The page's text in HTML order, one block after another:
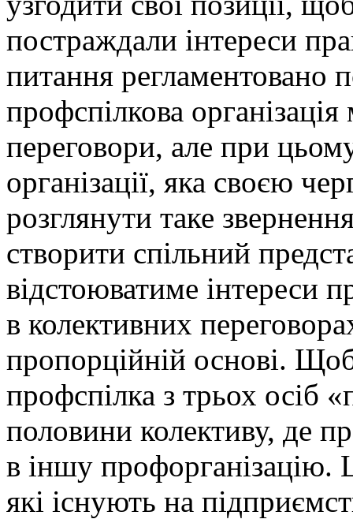
постраждали інтереси
питання регламентовано
профспілкова
переговори, але при
організації, яка своєю
розглянути таке
створити спільний
відстоюватиме інтереси
в колективних
пропорційній основі.
профспілка з трьох осіб
половини колективу, де
в іншу профорганізацію.
які існують на